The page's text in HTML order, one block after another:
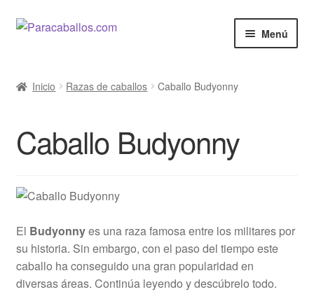
Ir
navegación
Ir
Menú
Salud
Anunciar
Venta de Caballos
Inicio Razas de caballos Caballo Budyonny
Caballo Budyonny
El Budyonnyes una raza famosa entre los militares por
su historia. Sin embargo, con el paso del tiempo este
caballo ha conseguido una gran popularidad en
diversas áreas. Continúa leyendo y descúbrelo todo.